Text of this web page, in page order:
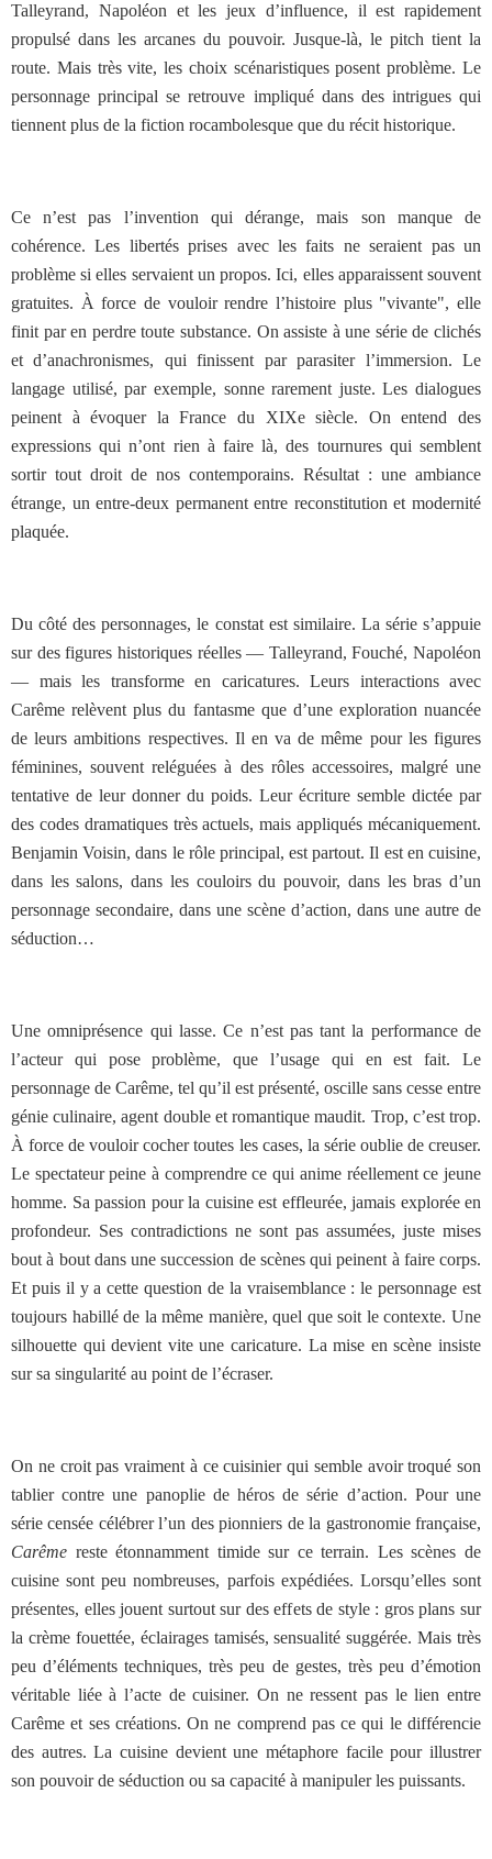
Talleyrand, Napoléon et les jeux d’influence, il est rapidement
propulsé dans les arcanes du pouvoir. Jusque-là, le pitch tient la
route. Mais très vite, les choix scénaristiques posent problème. Le
personnage principal se retrouve impliqué dans des intrigues qui
tiennent plus de la fiction rocambolesque que du récit historique.
Ce n’est pas l’invention qui dérange, mais son manque de
cohérence. Les libertés prises avec les faits ne seraient pas un
problème si elles servaient un propos. Ici, elles apparaissent souvent
gratuites. À force de vouloir rendre l’histoire plus "vivante", elle
finit par en perdre toute substance. On assiste à une série de clichés
et d’anachronismes, qui finissent par parasiter l’immersion. Le
langage utilisé, par exemple, sonne rarement juste. Les dialogues
peinent à évoquer la France du XIXe siècle. On entend des
expressions qui n’ont rien à faire là, des tournures qui semblent
sortir tout droit de nos contemporains. Résultat : une ambiance
étrange, un entre-deux permanent entre reconstitution et modernité
plaquée.
Du côté des personnages, le constat est similaire. La série s’appuie
sur des figures historiques réelles — Talleyrand, Fouché, Napoléon
— mais les transforme en caricatures. Leurs interactions avec
Carême relèvent plus du fantasme que d’une exploration nuancée
de leurs ambitions respectives. Il en va de même pour les figures
féminines, souvent reléguées à des rôles accessoires, malgré une
tentative de leur donner du poids. Leur écriture semble dictée par
des codes dramatiques très actuels, mais appliqués mécaniquement.
Benjamin Voisin, dans le rôle principal, est partout. Il est en cuisine,
dans les salons, dans les couloirs du pouvoir, dans les bras d’un
personnage secondaire, dans une scène d’action, dans une autre de
séduction…
Une omniprésence qui lasse. Ce n’est pas tant la performance de
l’acteur qui pose problème, que l’usage qui en est fait. Le
personnage de Carême, tel qu’il est présenté, oscille sans cesse entre
génie culinaire, agent double et romantique maudit. Trop, c’est trop.
À force de vouloir cocher toutes les cases, la série oublie de creuser.
Le spectateur peine à comprendre ce qui anime réellement ce jeune
homme. Sa passion pour la cuisine est effleurée, jamais explorée en
profondeur. Ses contradictions ne sont pas assumées, juste mises
bout à bout dans une succession de scènes qui peinent à faire corps.
Et puis il y a cette question de la vraisemblance : le personnage est
toujours habillé de la même manière, quel que soit le contexte. Une
silhouette qui devient vite une caricature. La mise en scène insiste
sur sa singularité au point de l’écraser.
On ne croit pas vraiment à ce cuisinier qui semble avoir troqué son
tablier contre une panoplie de héros de série d’action. Pour une
série censée célébrer l’un des pionniers de la gastronomie française,
Carême reste étonnamment timide sur ce terrain. Les scènes de
cuisine sont peu nombreuses, parfois expédiées. Lorsqu’elles sont
présentes, elles jouent surtout sur des effets de style : gros plans sur
la crème fouettée, éclairages tamisés, sensualité suggérée. Mais très
peu d’éléments techniques, très peu de gestes, très peu d’émotion
véritable liée à l’acte de cuisiner. On ne ressent pas le lien entre
Carême et ses créations. On ne comprend pas ce qui le différencie
des autres. La cuisine devient une métaphore facile pour illustrer
son pouvoir de séduction ou sa capacité à manipuler les puissants.